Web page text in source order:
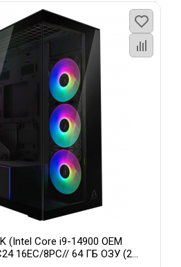
(Intel Core i9-14900 OEM
16EC/8PC// 64 ГБ ОЗУ (2